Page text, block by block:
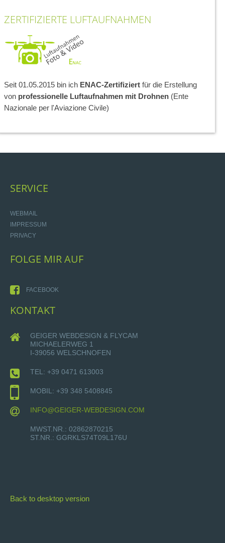
ZERTIFIZIERTE LUFTAUFNAHMEN
Seit 01.05.2015 bin ich ENAC-Zertifiziert für die Erstellung
von professionelle Luftaufnahmen mit Drohnen (Ente
Nazionale per l'Aviazione Civile)
SERVICE
WEBMAIL
IMPRESSUM
PRIVACY
FOLGE MIRAUF
FACEBOOK
KONTAKT
GEIGER WEBDESIGN & FLYCAM
MICHAELERWEG 1
I-39056 WELSCHNOFEN
TEL: +39 0471 613003
MOBIL: +39 348 5408845
INFO@GEIGER-WEBDESIGN.COM
MWST.NR.: 02862870215
ST.NR.: GGRKLS74T09L176U
Back to desktop version